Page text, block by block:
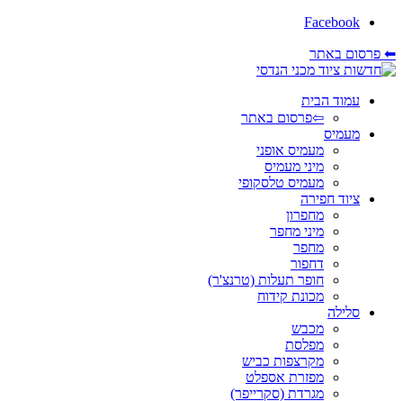
Facebook
⬅ פרסום באתר
עמוד הבית
⇦פרסום באתר
מעמיס
מעמיס אופני
מיני מעמיס
מעמיס טלסקופי
ציוד חפירה
מחפרון
מיני מחפר
מחפר
דחפור
חופר תעלות (טרנצ'ר)
מכונת קידוח
סלילה
מכבש
מפלסת
מקרצפות כביש
מפזרת אספלט
מגרדת (סקרייפר)